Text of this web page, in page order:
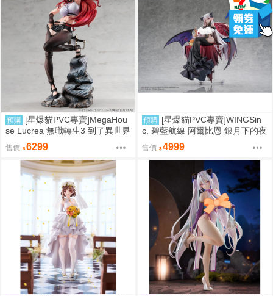
預購 [星爆貓PVC專賣]MegaHou
se Lucrea 無職轉生3 到了異世界
就拿出真本事 艾莉絲·伯雷亞斯·
格雷拉特 預計2027/06到貨
售價 6299
預購 [星爆貓PVC專賣]WINGSin
c. 碧藍航線 阿爾比恩 銀月下的夜
之眷屬 1/7 預計2028/01到貨
售價 4999